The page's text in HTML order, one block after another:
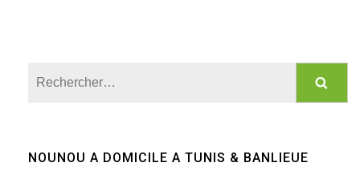
NOUNOU A DOMICILE A TUNIS & BANLIEUE